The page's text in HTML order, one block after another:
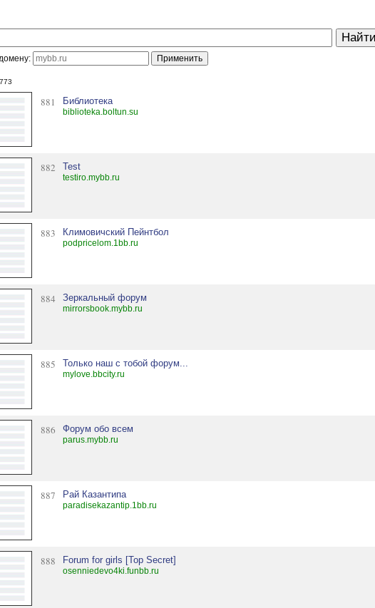
881 Библиотека
biblioteka.boltun.su
882 Test
testiro.mybb.ru
883 Климовичский Пейнтбол
podpricelom.1bb.ru
884 Зеркальный форум
mirrorsbook.mybb.ru
885 Только наш с тобой форум...
mylove.bbcity.ru
886 Форум обо всем
parus.mybb.ru
887 Рай Казантипа
paradisekazantip.1bb.ru
888 Forum for girls [Top Secret]
osenniedevo4ki.funbb.ru